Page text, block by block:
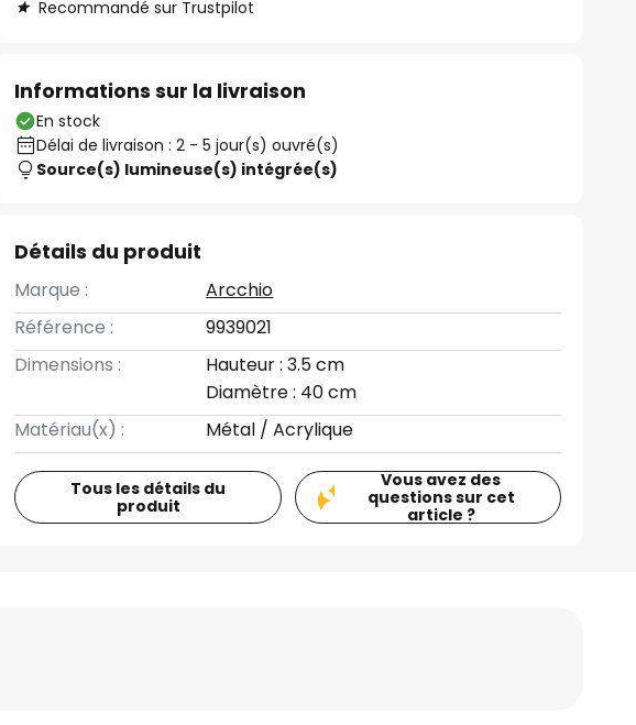
Recommandé sur Trustpilot
Informations sur la livraison
En stock
Délai de livraison : 2 - 5 jour(s) ouvré(s)
Source(s) lumineuse(s) intégrée(s)
Détails du produit
Marque :
Arcchio
Référence :
9939021
Dimensions :
Hauteur : 3.5 cm
Diamètre : 40 cm
Matériau(x) :
Métal / Acrylique
Tous les détails du
produit
Vous avez des
questions sur cet
article ?